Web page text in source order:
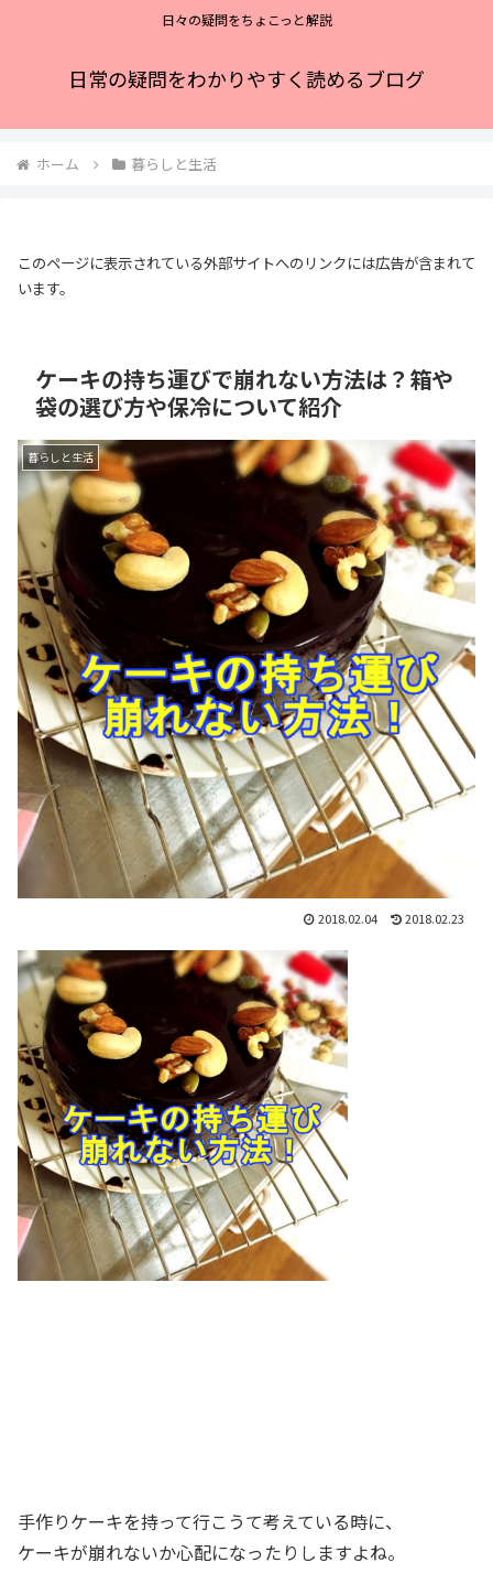
日々の疑問をちょこっと解説
日常の疑問をわかりやすく読めるブログ
ホーム 暮らしと生活
このページに表示されている外部サイトへのリンクには広告が含まれて
います。
ケーキの持ち運びで崩れない方法は？箱や
袋の選び方や保冷について紹介
暮らしと生活
2018.02.04 2018.02.23
手作りケーキを持って行こうて考えている時に、
ケーキが崩れないか心配になったりしますよね。